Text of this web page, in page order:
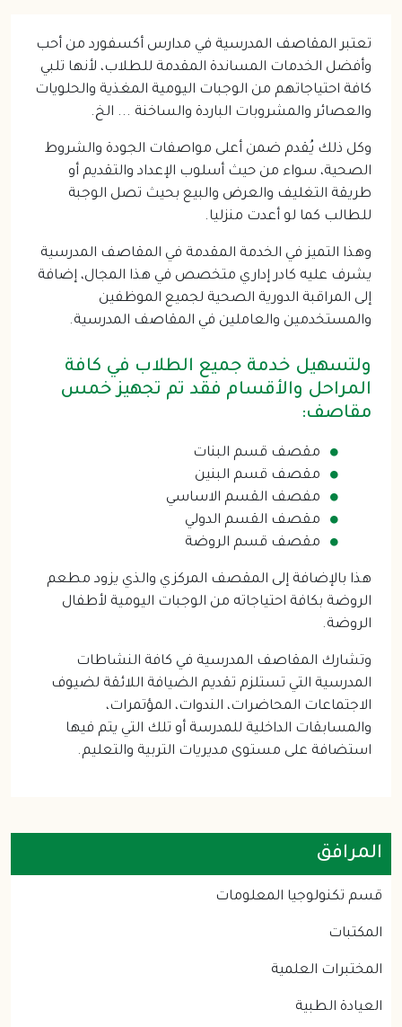
تعتبر المقاصف المدرسية في مدارس أكسفورد من أحب
وأفضل الخدمات المساندة المقدمة للطلاب، لأنها تلبي
كافة احتياجاتهم من الوجبات اليومية المغذية والحلويات
والعصائر والمشروبات الباردة والساخنة ... الخ.
وكل ذلك يُقدم ضمن أعلى مواصفات الجودة والشروط
الصحية، سواء من حيث أسلوب الإعداد والتقديم أو
طريقة التغليف والعرض والبيع بحيث تصل الوجبة
للطالب كما لو أعدت منزليا.
وهذا التميز في الخدمة المقدمة في المقاصف المدرسية
يشرف عليه كادر إداري متخصص في هذا المجال، إضافة
إلى المراقبة الدورية الصحية لجميع الموظفين
والمستخدمين والعاملين في المقاصف المدرسية.
ولتسهيل خدمة جميع الطلاب في كافة
المراحل والأقسام فقد تم تجهيز خمس
مقاصف:
مقصف قسم البنات
مقصف قسم البنين
مفصف القسم الاساسي
مقصف القسم الدولي
مقصف قسم الروضة
هذا بالإضافة إلى المقصف المركزي والذي يزود مطعم
الروضة بكافة احتياجاته من الوجبات اليومية لأطفال
الروضة.
وتشارك المقاصف المدرسية في كافة النشاطات
المدرسية التي تستلزم تقديم الضيافة اللائقة لضيوف
الاجتماعات المحاضرات، الندوات، المؤتمرات،
والمسابقات الداخلية للمدرسة أو تلك التي يتم فيها
استضافة على مستوى مديريات التربية والتعليم.
المرافق
قسم تكنولوجيا المعلومات
المكتبات
المختبرات العلمية
العيادة الطبية